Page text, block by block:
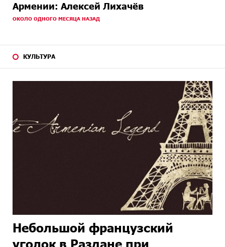
Армении: Алексей Лихачёв
ОКОЛО ОДНОГО МЕСЯЦА НАЗАД
КУЛЬТУРА
Небольшой французский
уголок в Раздане при